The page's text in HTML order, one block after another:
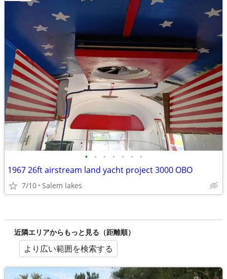
• • • • • • •
1967 26ft airstream land yacht project 3000 OBO
7/10 Salem lakes
近隣エリアからもっと見る（距離順）
より広い範囲を検索する